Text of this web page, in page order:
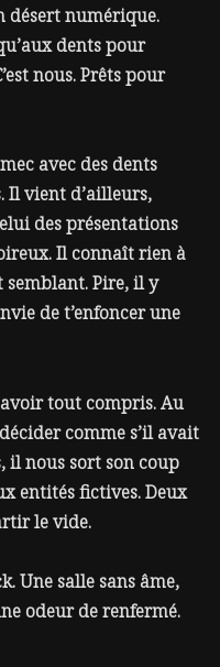
désert numérique.
dents pour
nous. Prêts pour
avec des dents
Il vient d’ailleurs,
des présentations
Il connaît rien à
semblant. Pire, il y
de t’enfoncer une
tout compris. Au
comme s’il avait
il nous sort son coup
entités fictives. Deux
le vide.
Une salle sans âme,
odeur de renfermé.